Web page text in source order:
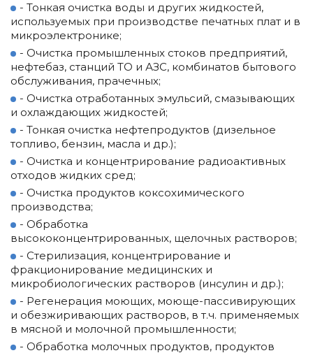
- Тонкая очистка воды и других жидкостей,
используемых при производстве печатных плат и в
микроэлектронике;
- Очистка промышленных стоков предприятий,
нефтебаз, станций ТО и АЗС, комбинатов бытового
обслуживания, прачечных;
- Очистка отработанных эмульсий, смазывающих
и охлаждающих жидкостей;
- Тонкая очистка нефтепродуктов (дизельное
топливо, бензин, масла и др.);
- Очистка и концентрирование радиоактивных
отходов жидких сред;
- Очистка продуктов коксохимического
производства;
- Обработка
высококонцентрированных, щелочных растворов;
- Стерилизация, концентрирование и
фракционирование медицинских и
микробиологических растворов (инсулин и др.);
- Регенерация моющих, моюще-пассивирующих
и обезжиривающих растворов, в т.ч. применяемых
в мясной и молочной промышленности;
- Обработка молочных продуктов, продуктов